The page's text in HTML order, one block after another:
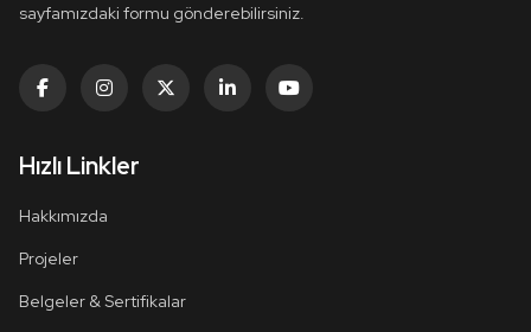
sayfamızdaki formu gönderebilirsiniz.
Hızlı Linkler
Hakkımızda
Projeler
Belgeler & Sertifikalar